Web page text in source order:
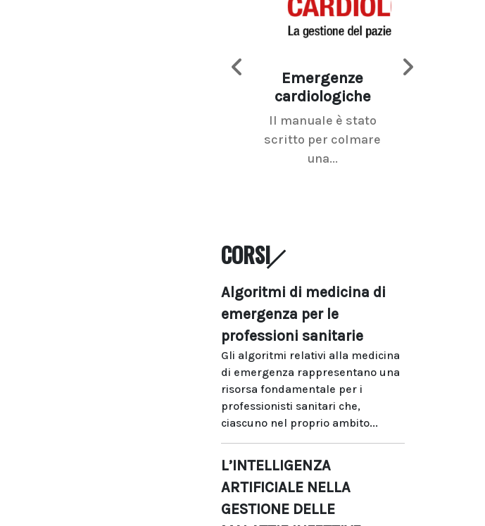
Emergenze
cardiologiche
Il manuale è stato
scritto per colmare
una...
CORSI
Algoritmi di medicina di
emergenza per le
professioni sanitarie
Gli algoritmi relativi alla medicina
di emergenza rappresentano una
risorsa fondamentale per i
professionisti sanitari che,
ciascuno nel proprio ambito...
L’INTELLIGENZA
ARTIFICIALE NELLA
GESTIONE DELLE